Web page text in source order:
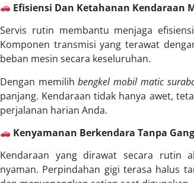
Efisiensi Dan Ketahanan Kendaraan
Servis rutin membantu menjaga
Komponen transmisi yang terawat
beban mesin secara keseluruhan.
Dengan memilihbengkel mobil matic
panjang. Kendaraan tidak hanya awet,
perjalanan harian Anda.
Kenyamanan Berkendara Tanpa
Kendaraan yang dirawat secara rutin
nyaman. Perpindahan gigi terasa halus